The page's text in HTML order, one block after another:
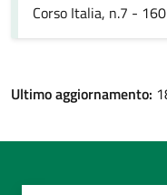
Corso Italia, n.7 -
Ultimo aggiornamento: